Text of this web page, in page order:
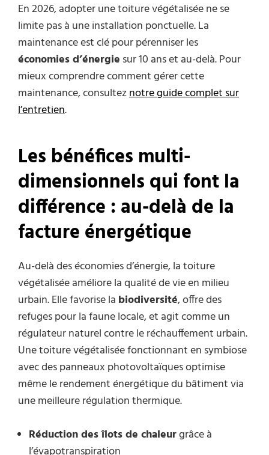
En 2026, adopter une toiture végétalisée ne se
limite pas à une installation ponctuelle. La
maintenance est clé pour pérenniser les
économies d’énergie sur 10 ans et au-delà. Pour
mieux comprendre comment gérer cette
maintenance, consulteznotre guide complet sur
l’entretien.
Les bénéfices multi-
dimensionnels qui font la
différence : au-delà de la
facture énergétique
Au-delà des économies d’énergie, la toiture
végétalisée améliore la qualité de vie en milieu
urbain. Elle favorise la biodiversité, offre des
refuges pour la faune locale, et agit comme un
régulateur naturel contre le réchauffement urbain.
Une toiture végétalisée fonctionnant en symbiose
avec des panneaux photovoltaïques optimise
même le rendement énergétique du bâtiment via
une meilleure régulation thermique.
Réduction des îlots de chaleurgrâce à